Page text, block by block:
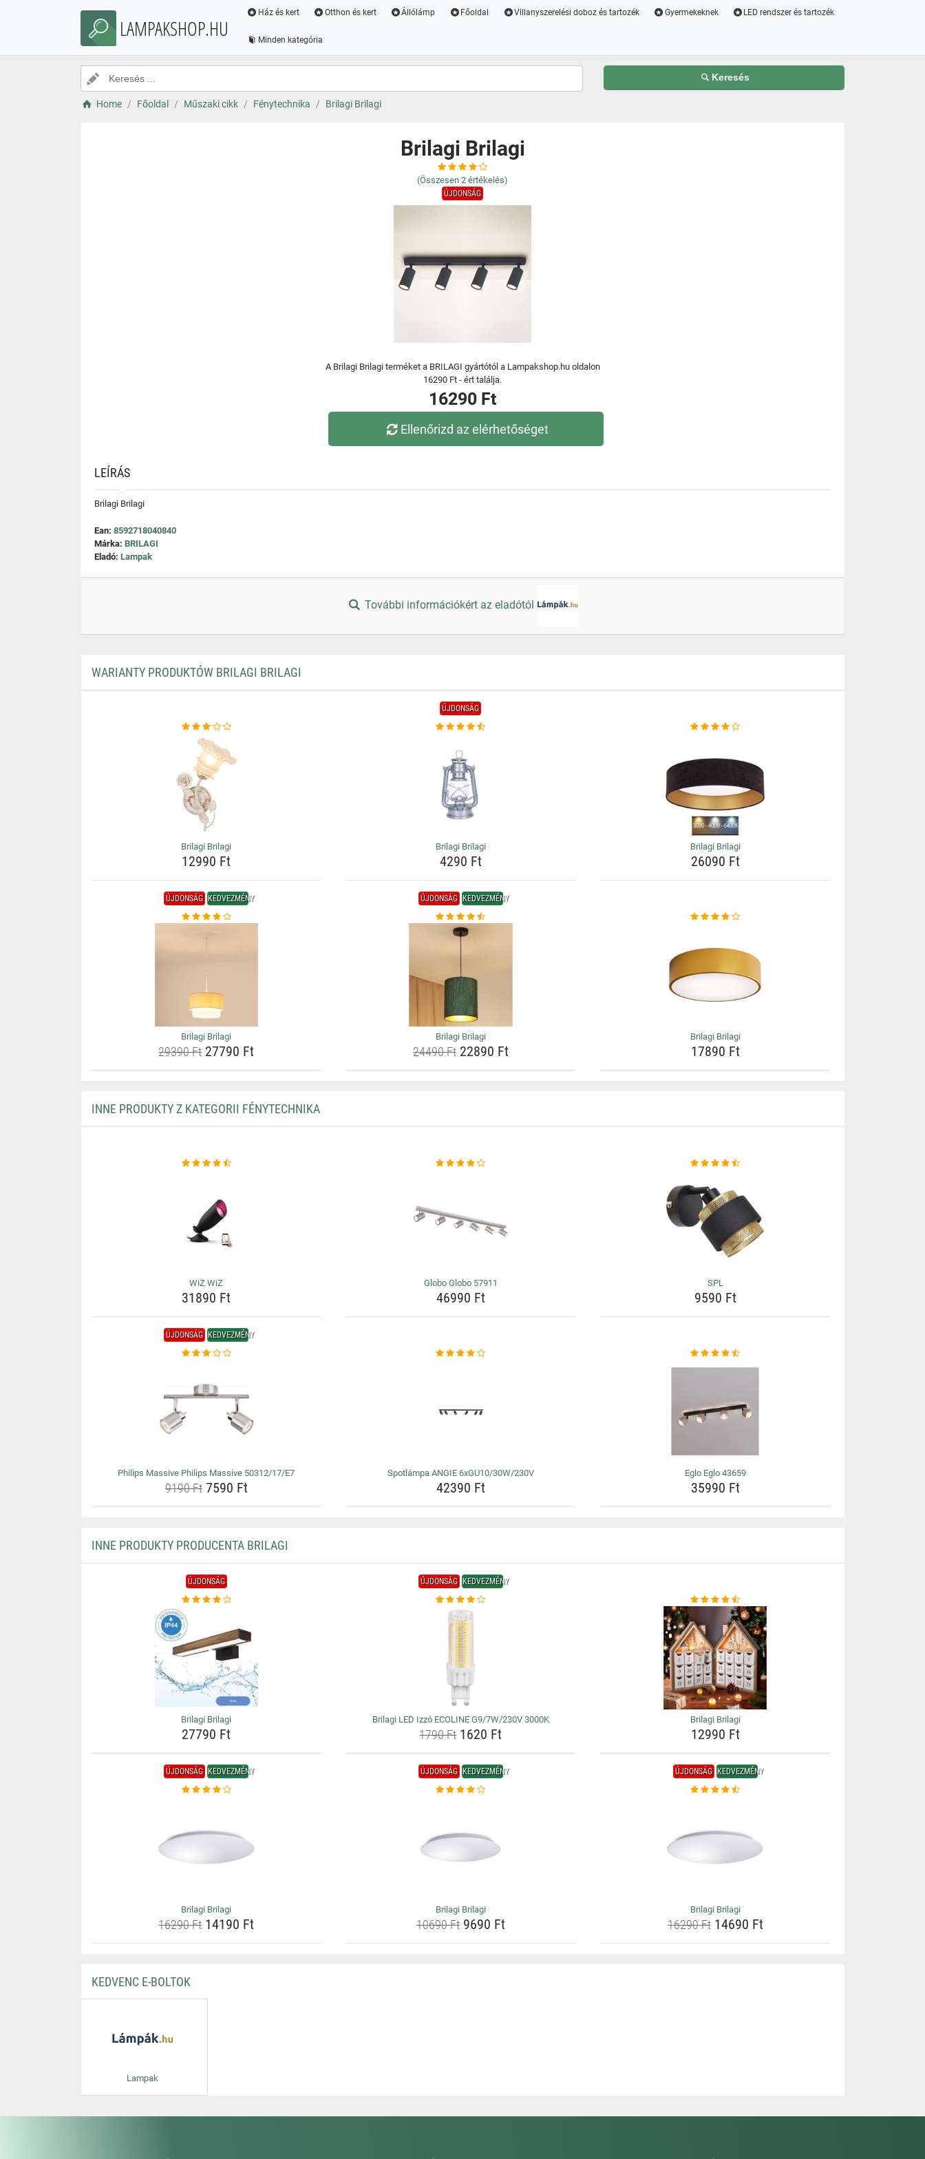
LAMPAKSHOP.HU
Ház és kert Otthon és kert Állólámp Főoldal Villanyszerelési doboz és tartozék Gyermekeknek LED rendszer és tartozék
Minden kategória
Keresés
Home Főoldal Műszaki cikk Fénytechnika Brilagi Brilagi
Brilagi Brilagi
(Összesen 2 értékelés)
ÚJDONSÁG
A Brilagi Brilagi terméket a BRILAGI gyártótól a Lampakshop.hu oldalon
16290 Ft - ért találja.
16290 Ft
Ellenőrizd az elérhetőséget
LEÍRÁS
Brilagi Brilagi
Ean: 8592718040840
Márka: BRILAGI
Eladó: Lampak
További információkért az eladótól
WARIANTY PRODUKTÓW BRILAGI BRILAGI
Brilagi Brilagi
12990 Ft
ÚJDONSÁG
Brilagi Brilagi
4290 Ft
Brilagi Brilagi
26090 Ft
ÚJDONSÁG KEDVEZMÉNY
Brilagi Brilagi
29390 Ft27790 Ft
ÚJDONSÁG KEDVEZMÉNY
Brilagi Brilagi
24490 Ft22890 Ft
Brilagi Brilagi
17890 Ft
INNE PRODUKTY Z KATEGORII FÉNYTECHNIKA
WiZ WiZ
31890 Ft
Globo Globo 57911
46990 Ft
SPL
9590 Ft
ÚJDONSÁG KEDVEZMÉNY
Philips Massive Philips Massive 50312/17/E7
9190 Ft7590 Ft
Spotlámpa ANGIE 6xGU10/30W/230V
42390 Ft
Eglo Eglo 43659
35990 Ft
INNE PRODUKTY PRODUCENTA BRILAGI
ÚJDONSÁG
Brilagi Brilagi
27790 Ft
ÚJDONSÁG KEDVEZMÉNY
Brilagi LED Izzó ECOLINE G9/7W/230V 3000K
1790 Ft1620 Ft
Brilagi Brilagi
12990 Ft
ÚJDONSÁG KEDVEZMÉNY
Brilagi Brilagi
16290 Ft14190 Ft
ÚJDONSÁG KEDVEZMÉNY
Brilagi Brilagi
10690 Ft9690 Ft
ÚJDONSÁG KEDVEZMÉNY
Brilagi Brilagi
16290 Ft14690 Ft
KEDVENC E-BOLTOK
Lampak